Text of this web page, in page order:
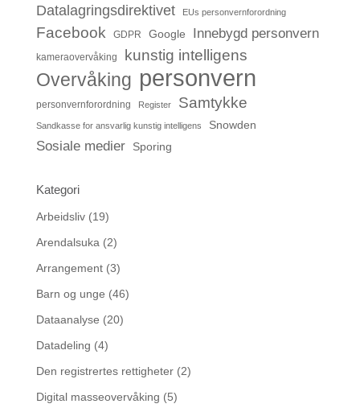
Datalagringsdirektivet EUs personvernforordning
Facebook GDPR Google Innebygd personvern
kameraovervåking kunstig intelligens
Overvåking personvern
personvernforordning Register Samtykke
Sandkasse for ansvarlig kunstig intelligens Snowden
Sosiale medier Sporing
Kategori
Arbeidsliv(19)
Arendalsuka (2)
Arrangement(3)
Barn og unge (46)
Dataanalyse (20)
Datadeling (4)
Den registrertes rettigheter(2)
Digital masseovervåking (5)